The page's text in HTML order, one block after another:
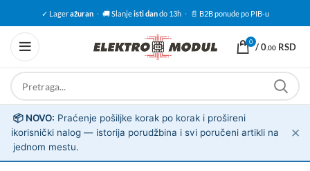
✓ Lageražuran · 🚚 Slanjeisti dando 13h · 📄 B2B ponude po PIB-u
0 /0.00 RSD
ℹ️
📦 NOVO: Praćenje pošiljke korak po korak i prošireni
korisnički nalog — istorija porudžbina i svi poručeni artikli na
jednom mestu.
✕